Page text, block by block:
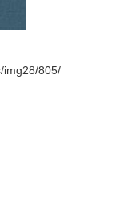
img28/805/